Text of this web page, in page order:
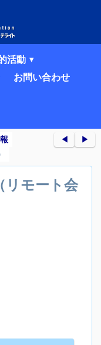
活動
お問い合わせ
◀︎ ▶︎
リモート会